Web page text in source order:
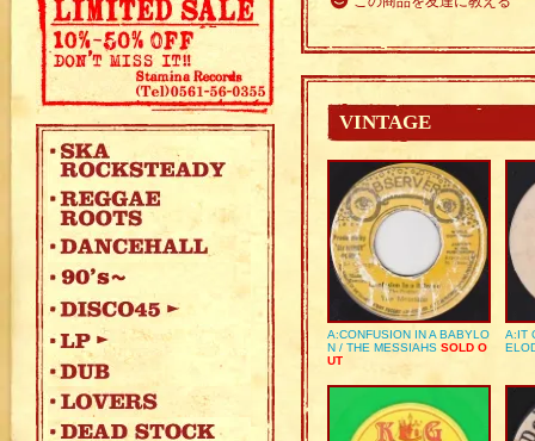
VINTAGE
A:CONFUSION IN A BABYLO
N / THE MESSIAHS SOLD O
UT
A:IT